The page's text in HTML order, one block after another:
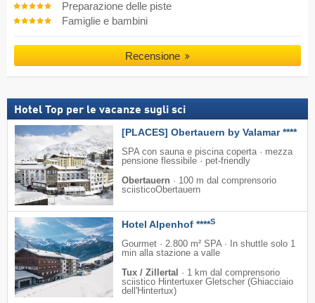
Preparazione delle piste
Famiglie e bambini
Recensione
Hotel Top per le vacanze sugli sci
[PLACES] Obertauern by Valamar ****
SPA con sauna e piscina coperta · mezza
pensione flessibile · pet-friendly
Obertauern · 100 m dal comprensorio
sciisticoObertauern
Hotel Alpenhof ****S
Gourmet · 2.800 m² SPA · In shuttle solo 1
min alla stazione a valle
Tux / Zillertal · 1 km dal comprensorio
sciistico Hintertuxer Gletscher (Ghiacciaio
dell'Hintertux)